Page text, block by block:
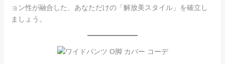
ョン性が融合した、あなただけの「解放美スタイル」を確立し
ましょう。